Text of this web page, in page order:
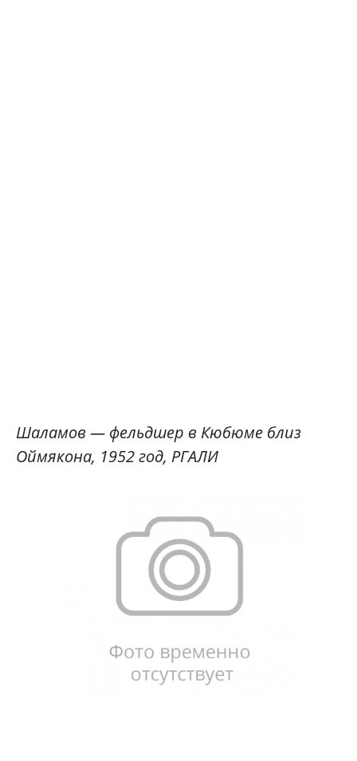
Шаламов — фельдшер в Кюбюме близ
Оймякона, 1952 год, РГАЛИ